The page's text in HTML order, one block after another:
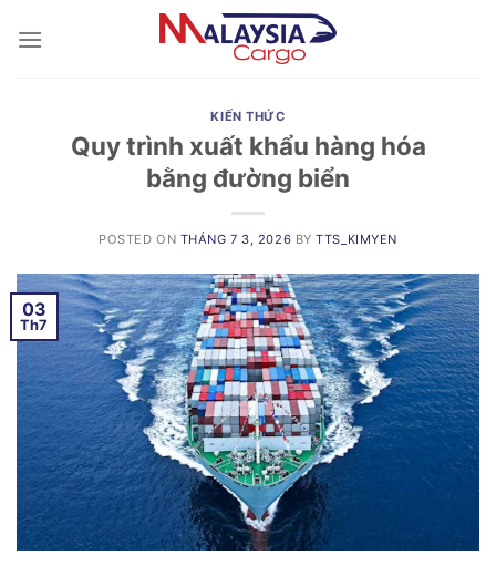
KIẾN THỨC
Quy trình xuất khẩu hàng hóa
bằng đường biển
POSTED ON THÁNG 7 3, 2026 BYTTS_KIMYEN
03
Th7